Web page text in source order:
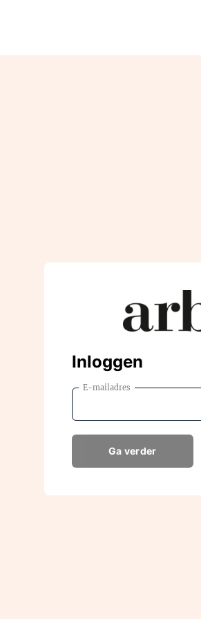
Inloggen
E-mailadres
Ga verder